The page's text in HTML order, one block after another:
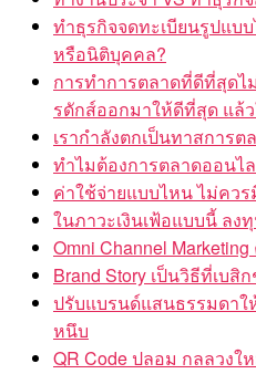
ทำธุรกิจจดทะเบียนรูปแบ
หรือนิติบุคคล?
การทำการตลาดที่ดีที่สุดไ
รดักส์ออกมาให้ดีที่สุด แล้
เรากำลังตกเป็นทาสการต
ทำไมต้องการตลาดออนไ
ค่าใช้จ่ายแบบไหน ไม่คว
ในภาวะเงินเฟ้อแบบนี้ ลง
Omni Channel
Brand Story เป็นวิธีที่เบ
ปรับแบรนด์แสนธรรมดาใ
หนึบ
QR Code ปลอม กลลวงใ